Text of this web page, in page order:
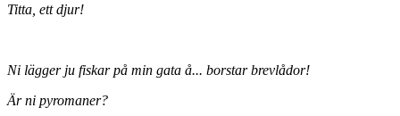
Titta, ett djur!
Ni lägger ju fiskar på min gata å... borstar brevlådor!
Är ni pyromaner?